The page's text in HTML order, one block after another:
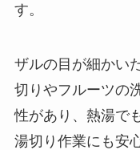
す。
ザルの目が細かい
切りやフルーツの
性があり、熱湯で
湯切り作業にも安